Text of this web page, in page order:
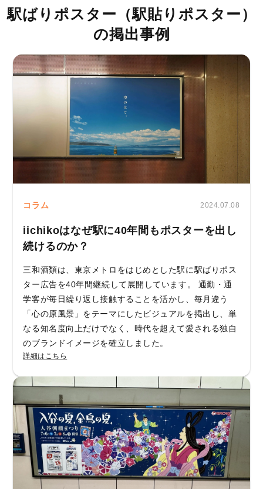
駅ばりポスター（駅貼りポスター）
の掲出事例
コラム 2024.07.08
iichikoはなぜ駅に40年間もポスターを出し
続けるのか？
三和酒類は、東京メトロをはじめとした駅に駅ばりポス
ター広告を40年間継続して展開しています。 通勤・通
学客が毎日繰り返し接触することを活かし、毎月違う
「心の原風景」をテーマにしたビジュアルを掲出し、単
なる知名度向上だけでなく、時代を超えて愛される独自
のブランドイメージを確立しました。
詳細はこちら